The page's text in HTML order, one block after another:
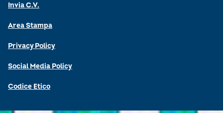
Invia C.V.
Area Stampa
Privacy Policy
Social Media Policy
Codice Etico